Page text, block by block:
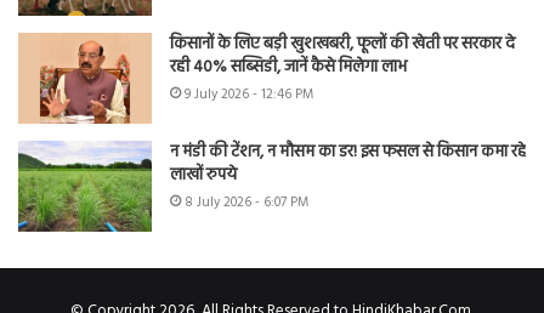
किसानों के लिए बड़ी खुशखबरी, फूलों की खेती पर सरकार दे
रही 40% सब्सिडी, जानें कैसे मिलेगा लाभ
9 July 2026 - 12:46 PM
न मंडी की टेंशन, न मौसम का डर! इस फसल से किसान कमा रहे
लाखों रुपये
8 July 2026 - 6:07 PM